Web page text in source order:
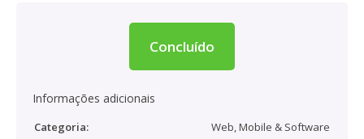
Concluído
Informações adicionais
Categoria:
Web, Mobile & Software